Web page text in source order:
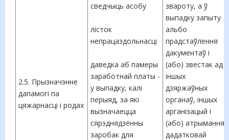
2.5. Прызначэнне
дапамогі па
цяжарнасці і родах
сведчыць асобу
лісток
непрацаздольнасці
даведка аб памеры
заработнай платы -
у выпадку, калі
перыяд, за які
вызначаецца
сярэднядзённы
заробак для
звароту, а ў
выпадку запыту
альбо
прадстаўлення
дакументаў і
(або) звестак ад
іншых
дзяржаўных
органаў, іншых
арганізацый і
(або) атрымання
дадатковай